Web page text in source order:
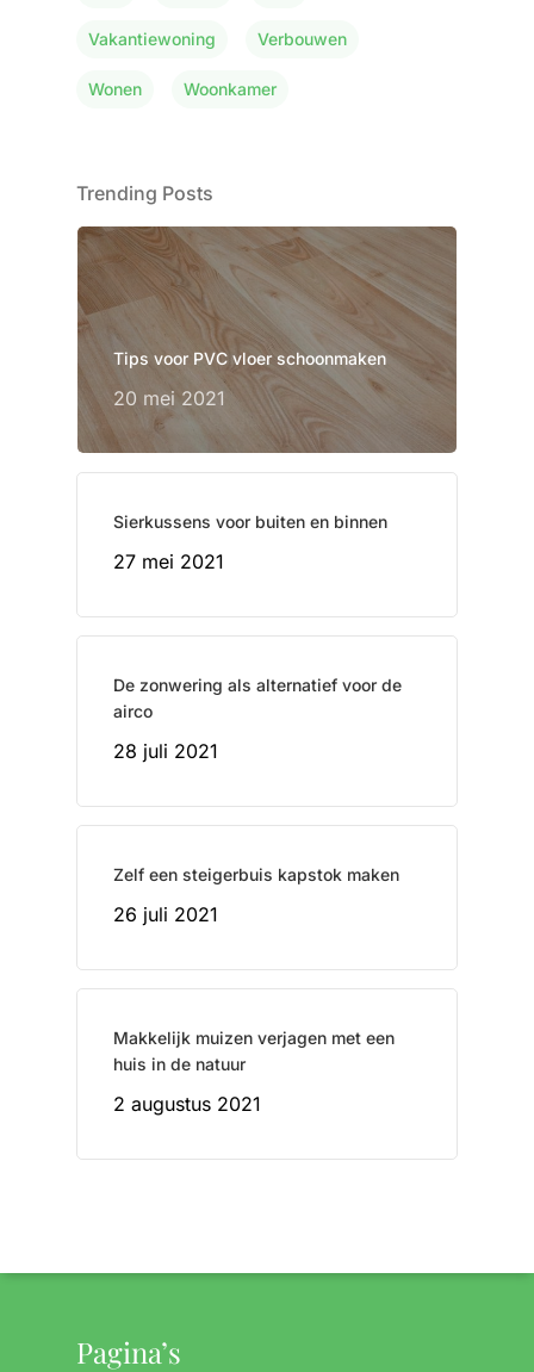
Vakantiewoning Verbouwen
Wonen Woonkamer
Trending Posts
Tips voor PVC vloer schoonmaken
20 mei 2021
Sierkussens voor buiten en binnen
27 mei 2021
De zonwering als alternatief voor de
airco
28 juli 2021
Zelf een steigerbuis kapstok maken
26 juli 2021
Makkelijk muizen verjagen met een
huis in de natuur
2 augustus 2021
Pagina’s